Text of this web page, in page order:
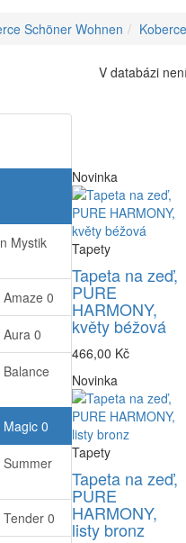
Schöner Wohnen
Mystik
0
Aura 0
Magic0
Summer
0
V databázi
Novinka
Tapety
Tapeta na zeď,
PURE
HARMONY,
květy béžová
466,00 Kč
Novinka
Tapety
Tapeta na zeď,
PURE
HARMONY,
listy bronz